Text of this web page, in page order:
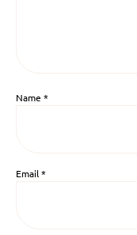
Name *
Email*